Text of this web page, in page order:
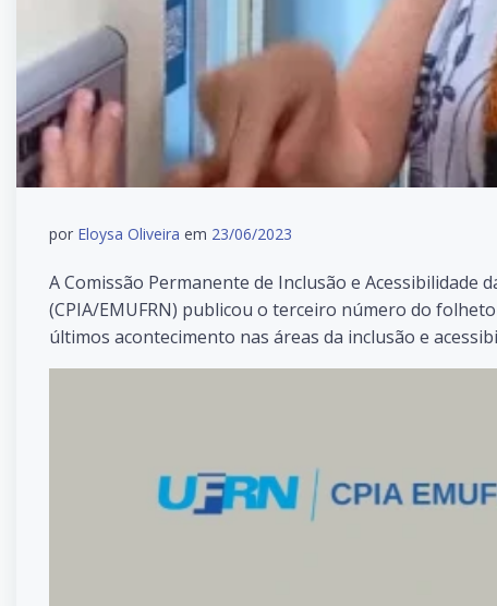
por Eloysa Oliveira em 23/06/2023
A Comissão Permanente de Inclusão e Acessibilidade
(CPIA/EMUFRN) publicou o terceiro número do
últimos acontecimento nas áreas da inclusão e